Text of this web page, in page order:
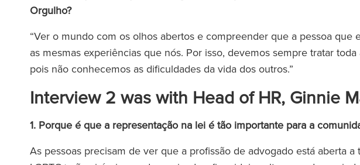
Orgulho?
“Ver o mundo com os olhos abertos e compreender que a pessoa que
as mesmas experiências que nós. Por isso, devemos sempre tratar
pois não conhecemos as dificuldades da vida dos outros.”
Interview 2 was with Head of HR, Ginnie
1. Porque é que a representação na lei é tão importante para a
As pessoas precisam de ver que a profissão de advogado está aberta